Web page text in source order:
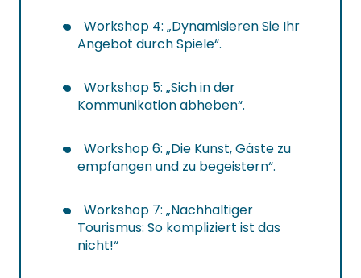
Workshop 4: „Dynamisieren Sie Ihr
Angebot durch Spiele“.
Workshop 5: „Sich in der
Kommunikation abheben“.
Workshop 6: „Die Kunst, Gäste zu
empfangen und zu begeistern“.
Workshop 7: „Nachhaltiger
Tourismus: So kompliziert ist das
nicht!“